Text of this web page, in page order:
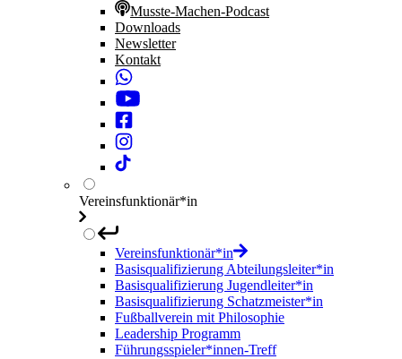
Musste-Machen-Podcast
Downloads
Newsletter
Kontakt
Vereinsfunktionär*in
Vereinsfunktionär*in
Basisqualifizierung Abteilungsleiter*in
Basisqualifizierung Jugendleiter*in
Basisqualifizierung Schatzmeister*in
Fußballverein mit Philosophie
Leadership Programm
Führungsspieler*innen-Treff